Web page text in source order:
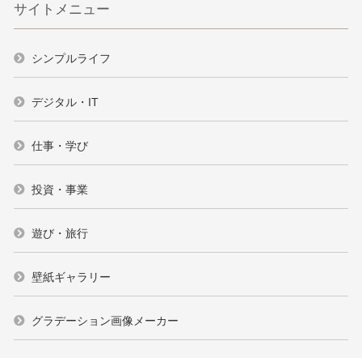
サイトメニュー
シンプルライフ
デジタル・IT
仕事・学び
投資・事業
遊び・旅行
壁紙ギャラリー
グラデーション画像メーカー